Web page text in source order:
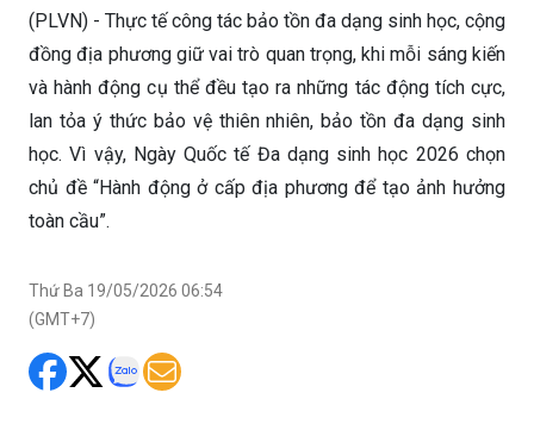
(PLVN) - Thực tế công tác bảo tồn đa dạng sinh học, cộng
đồng địa phương giữ vai trò quan trọng, khi mỗi sáng kiến
và hành động cụ thể đều tạo ra những tác động tích cực,
lan tỏa ý thức bảo vệ thiên nhiên, bảo tồn đa dạng sinh
học. Vì vậy, Ngày Quốc tế Đa dạng sinh học 2026 chọn
chủ đề “Hành động ở cấp địa phương để tạo ảnh hưởng
toàn cầu”.
Thứ Ba 19/05/2026 06:54
(GMT+7)